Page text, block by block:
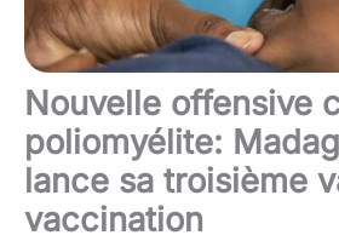
Nouvelle offensive
poliomyélite:
lance sa troisième
vaccination